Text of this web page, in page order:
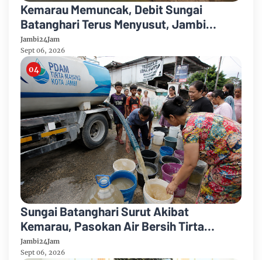
Kemarau Memuncak, Debit Sungai
Batanghari Terus Menyusut, Jambi
Hadapi Ancaman Krisis Air Bersih dan
Karhutla
Jambi24Jam
Sept 06, 2026
Sungai Batanghari Surut Akibat
Kemarau, Pasokan Air Bersih Tirta
Mayang Jambi Keruh
Jambi24Jam
Sept 06, 2026